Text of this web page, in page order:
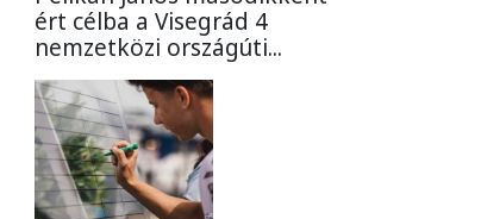
ért célba a Visegrád 4
nemzetközi országúti...